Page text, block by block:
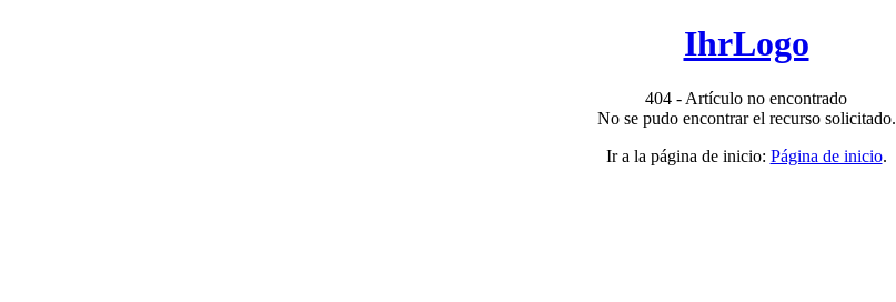
IhrLogo
404 - Artículo no encontrado
No se pudo encontrar el recurso solicitado.
Ir a la página de inicio: Página de inicio.